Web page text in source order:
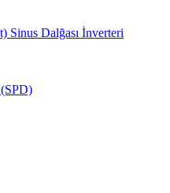
Sinus Dalğası İnverteri